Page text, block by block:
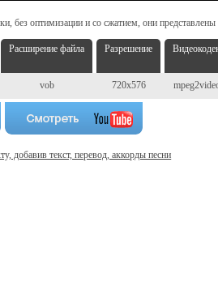
без оптимизации и со сжатием, они
Расширение файла Разрешение
vob 720x576
добавив текст, перевод, аккорды песни